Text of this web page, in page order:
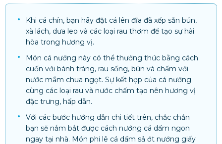
Khi cá chín, bạn hãy đặt cá lên đĩa đã xếp sẵn bún,
xà lách, dưa leo và các loại rau thơm để tạo sự hài
hòa trong hương vị.
Món cá nướng này có thể thưởng thức bằng cách
cuốn với bánh tráng, rau sống, bún và chấm với
nước mắm chua ngọt. Sự kết hợp của cá nướng
cùng các loại rau và nước chấm tạo nên hương vị
đặc trưng, hấp dẫn.
Với các bước hướng dẫn chi tiết trên, chắc chắn
bạn sẽ nắm bắt được cách nướng cá dấm ngon
ngay tại nhà. Món phi lê cá dấm sả ớt nướng giấy